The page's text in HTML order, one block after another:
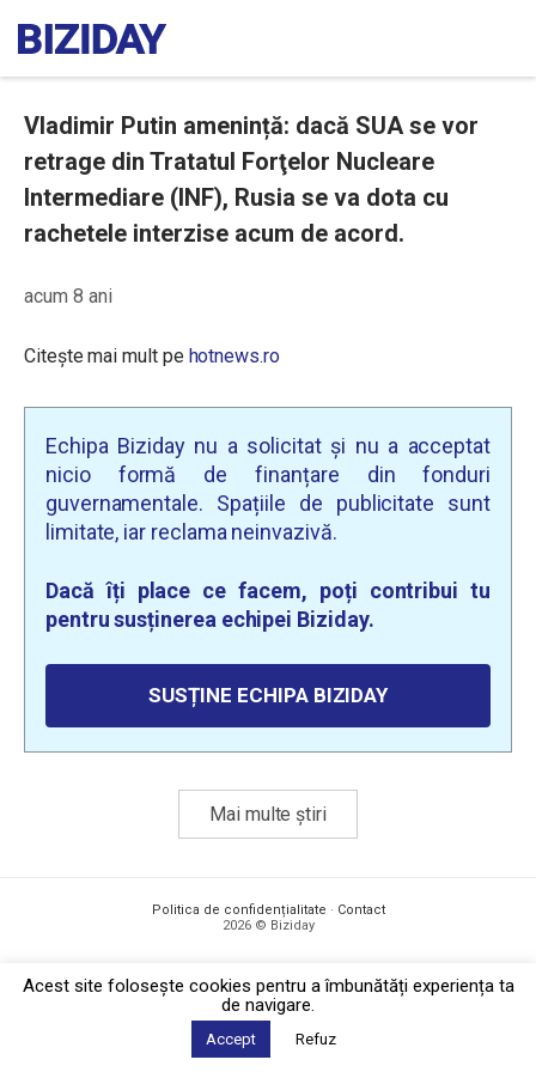
Vladimir Putin amenință: dacă SUA se vor
retrage din Tratatul Forţelor Nucleare
Intermediare (INF), Rusia se va dota cu
rachetele interzise acum de acord.
acum 8 ani
Citește mai mult pe hotnews.ro
Echipa Biziday nu a solicitat și nu a acceptat
nicio formă de finanțare din fonduri
guvernamentale. Spațiile de publicitate sunt
limitate, iar reclama neinvazivă.
Dacă îți place ce facem, poți contribui tu
pentru susținerea echipei Biziday.
SUSȚINE ECHIPA BIZIDAY
Mai multe știri
Politica de confidențialitate · Contact
2026 © Biziday
Acest site foloseşte cookies pentru a îmbunătăți experiența ta
de navigare.
Accept Refuz